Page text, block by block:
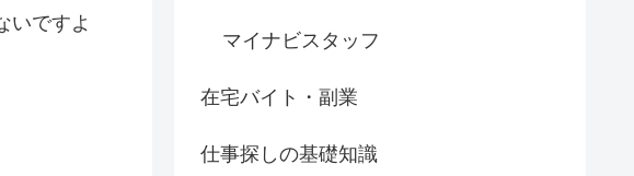
いですよ
マイナビスタッフ
在宅バイト・副業
仕事探しの基礎知識